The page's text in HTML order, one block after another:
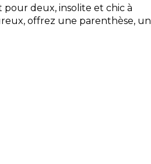
deux, insolite et chic à
offrez une parenthèse, un